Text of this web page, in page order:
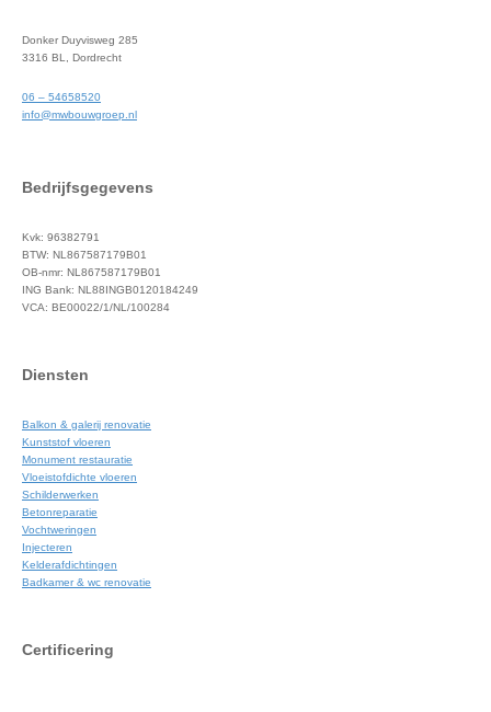
Donker Duyvisweg 285
3316 BL, Dordrecht
06 – 54658520
info@mwbouwgroep.nl
Bedrijfsgegevens
Kvk: 96382791
BTW: NL867587179B01
OB-nmr: NL867587179B01
ING Bank: NL88INGB0120184249
VCA: BE00022/1/NL/100284
Diensten
Balkon & galerij renovatie
Kunststof vloeren
Monument restauratie
Vloeistofdichte vloeren
Schilderwerken
Betonreparatie
Vochtweringen
Injecteren
Kelderafdichtingen
Badkamer & wc renovatie
Certificering